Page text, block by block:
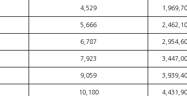
4,529
5,666
6,787
7,923
9,059
10,180